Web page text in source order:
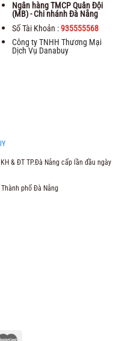
Ngân hàng TMCP Quân Đội
(MB) - Chi nhánh Đà Nẵng
Số Tài Khoản :935555568
Công ty TNHH Thương Mại
Dịch Vụ Danabuy
& ĐT TP.Đà Nẵng cấp lần đầu ngày
phố Đà Nẵng